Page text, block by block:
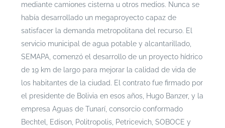
mediante camiones cisterna u otros medios. Nunca se
había desarrollado un megaproyecto capaz de
satisfacer la demanda metropolitana del recurso. El
servicio municipal de agua potable y alcantarillado,
SEMAPA, comenzó el desarrollo de un proyecto hídrico
de 19 km de largo para mejorar la calidad de vida de
los habitantes de la ciudad. El contrato fue firmado por
el presidente de Bolivia en esos años, Hugo Banzer, y la
empresa Aguas de Tunarí, consorcio conformado
Bechtel, Edison, Politropolis, Petricevich, SOBOCE y